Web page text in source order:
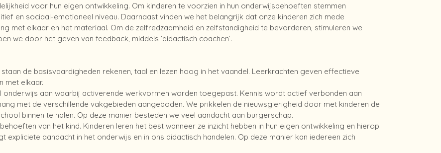
voor hun eigen ontwikkeling. Om kinderen te voorzien in hun onderwijsbehoeften stemmen
en sociaal-emotioneel niveau. Daarnaast vinden we het belangrijk dat onze kinderen zich mede
met elkaar en het materiaal. Om de zelfredzaamheid en zelfstandigheid te bevorderen, stimuleren we
we door het geven van feedback, middels ‘didactisch coachen’.
de basisvaardigheden rekenen, taal en lezen hoog in het vaandel. Leerkrachten geven effectieve
met elkaar.
onderwijs aan waarbij activerende werkvormen worden toegepast. Kennis wordt actief verbonden aan
met de verschillende vakgebieden aangeboden. We prikkelen de nieuwsgierigheid door met kinderen de
binnen te halen. Op deze manier besteden we veel aandacht aan burgerschap.
van het kind. Kinderen leren het best wanneer ze inzicht hebben in hun eigen ontwikkeling en hierop
expliciete aandacht in het onderwijs en in ons didactisch handelen. Op deze manier kan iedereen zich